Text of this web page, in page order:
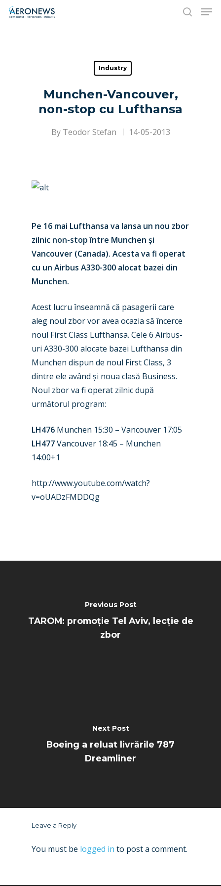
Hit enter to search or ESC to close
Industry
Munchen-Vancouver,
non-stop cu Lufthansa
By Teodor Stefan 14-05-2013
Pe 16 mai Lufthansa va lansa un nou zbor
zilnic non-stop între Munchen și
Vancouver (Canada). Acesta va fi operat
cu un Airbus A330-300 alocat bazei din
Munchen.
Acest lucru înseamnă că pasagerii care
aleg noul zbor vor avea ocazia să încerce
noul First Class Lufthansa. Cele 6 Airbus-
uri A330-300 alocate bazei Lufthansa din
Munchen dispun de noul First Class, 3
dintre ele având și noua clasă Business.
Noul zbor va fi operat zilnic după
următorul program:
LH476 Munchen 15:30 – Vancouver 17:05
LH477Vancouver 18:45 – Munchen
14:00+1
http://www.youtube.com/watch?
v=oUADzFMDDQg
Previous Post
TAROM: promoție Tel Aviv, lecție de
zbor
Next Post
Boeing a reluat livrările 787
Dreamliner
Leave a Reply
You must be logged in to post a comment.
New Routes
Industry
Dubai 2025
Paris 2025
Paris 2023
Business Jets
Military
Marketplace